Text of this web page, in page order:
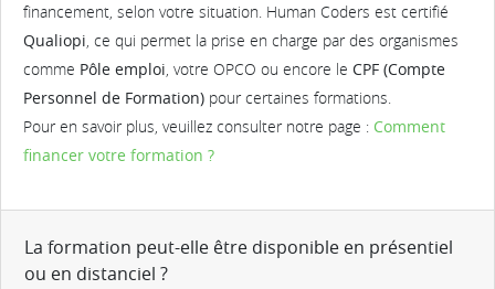
financement, selon votre situation. Human Coders est certifié
Qualiopi, ce qui permet la prise en charge par des organismes
comme Pôle emploi, votre OPCO ou encore le CPF (Compte
Personnel de Formation) pour certaines formations.
Pour en savoir plus, veuillez consulter notre page : Comment
financer votre formation ?
La formation peut-elle être disponible en présentiel
ou en distanciel ?